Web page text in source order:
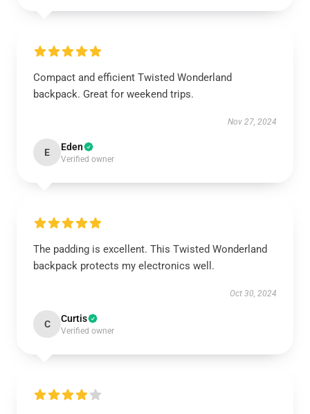
Compact and efficient Twisted Wonderland
backpack. Great for weekend trips.
Nov 27, 2024
E Eden
Verified owner
The padding is excellent. This Twisted Wonderland
backpack protects my electronics well.
Oct 30, 2024
C Curtis
Verified owner